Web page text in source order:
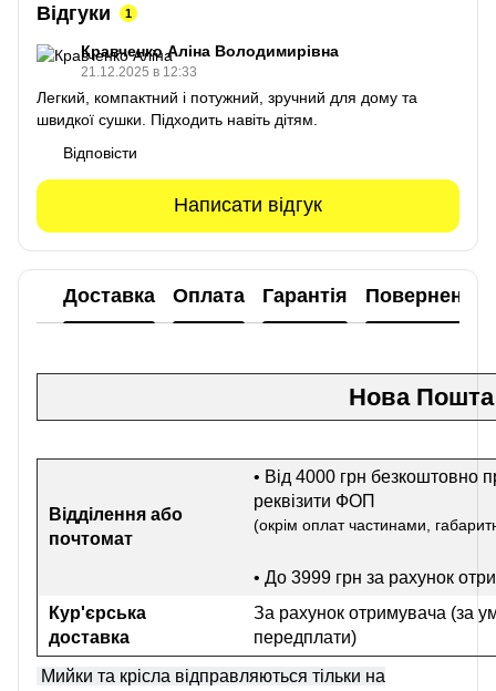
Відгуки 1
Кравченко Аліна Володимирівна
21.12.2025 в 12:33
Легкий, компактний і потужний, зручний для дому та
швидкої сушки. Підходить навіть дітям.
Відповісти
Написати відгук
Доставка Оплата Гарантія Повернення
Нова Пошта
Відділення або
почтомат
• Від 4000 грн безкоштовно
реквізити ФОП
(окрім оплат частинами,
• До 3999 грн за рахунок
Кур'єрська
доставка
За рахунок отримувача (за
передплати)
Мийки та крісла відправляються тільки на